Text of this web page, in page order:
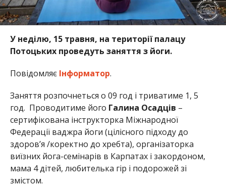
У неділю, 15 травня, на території палацу
Потоцьких проведуть заняття з йоги.
Повідомляє Інформатор.
Заняття розпочнеться о 09 год і триватиме 1, 5
год. Проводитиме його Галина Осадців –
cертифікована інструкторка Міжнародної
Федерації ваджра йоги (цілісного підходу до
здоров’я /коректно до хребта), організаторка
виїзних йога-семінарів в Карпатах і закордоном,
мама 4 дітей, любителька гір і подорожей зі
змістом.